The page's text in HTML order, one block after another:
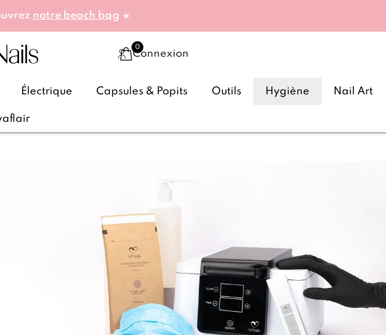
notre beach bag ☀️
Connexion
Électrique Capsules & Popits Outils Hygiène Nail Art